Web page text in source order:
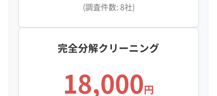
(調査件数: 8社)
完全分解クリーニング
18,000円